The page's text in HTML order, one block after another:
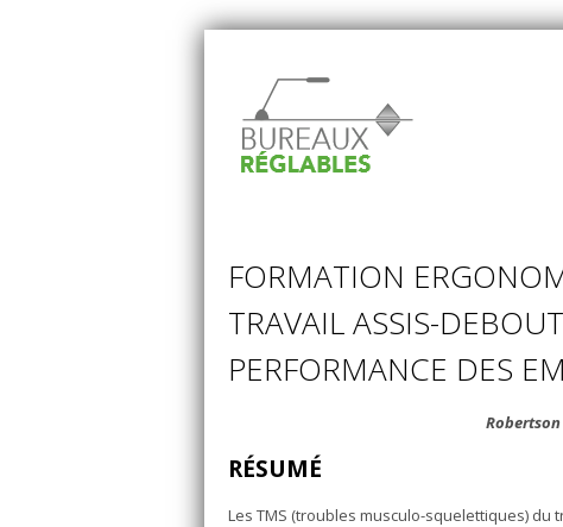
FORMATION
TRAVAIL ASSIS-
PERFORMANCE DES
RÉSUMÉ
Les TMS (troubles musculo-squelettiques) du